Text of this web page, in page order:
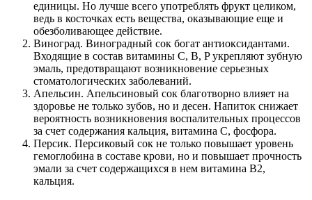
единицы. Но лучше всего употреблять фрукт целиком,
ведь в косточках есть вещества, оказывающие еще и
обезболивающее действие.
Виноград. Виноградный сок богат антиоксидантами.
Входящие в состав витамины C, B, P укрепляют зубную
эмаль, предотвращают возникновение серьезных
стоматологических заболеваний.
Апельсин. Апельсиновый сок благотворно влияет на
здоровье не только зубов, но и десен. Напиток снижает
вероятность возникновения воспалительных процессов
за счет содержания кальция, витамина С, фосфора.
Персик. Персиковый сок не только повышает уровень
гемоглобина в составе крови, но и повышает прочность
эмали за счет содержащихся в нем витамина B2,
кальция.